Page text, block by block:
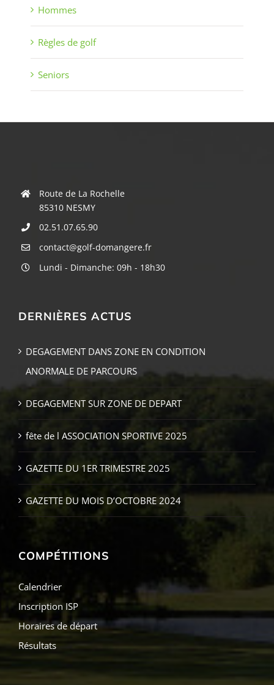
Hommes
Règles de golf
Seniors
Route de La Rochelle
85310 NESMY
02.51.07.65.90
contact@golf-domangere.fr
Lundi - Dimanche: 09h - 18h30
DERNIÈRES ACTUS
DEGAGEMENT DANS ZONE EN CONDITION
ANORMALE DE PARCOURS
DEGAGEMENT SUR ZONE DE DEPART
fête de l ASSOCIATION SPORTIVE 2025
GAZETTE DU 1ER TRIMESTRE 2025
GAZETTE DU MOIS D’OCTOBRE 2024
COMPÉTITIONS
Calendrier
Inscription ISP
Horaires de départ
Résultats